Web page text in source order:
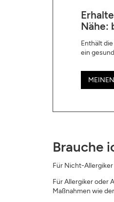
Nähe:
Enthält
ein
Brauche
Für Nicht-
Für Allergiker oder
Maßnahmen wie